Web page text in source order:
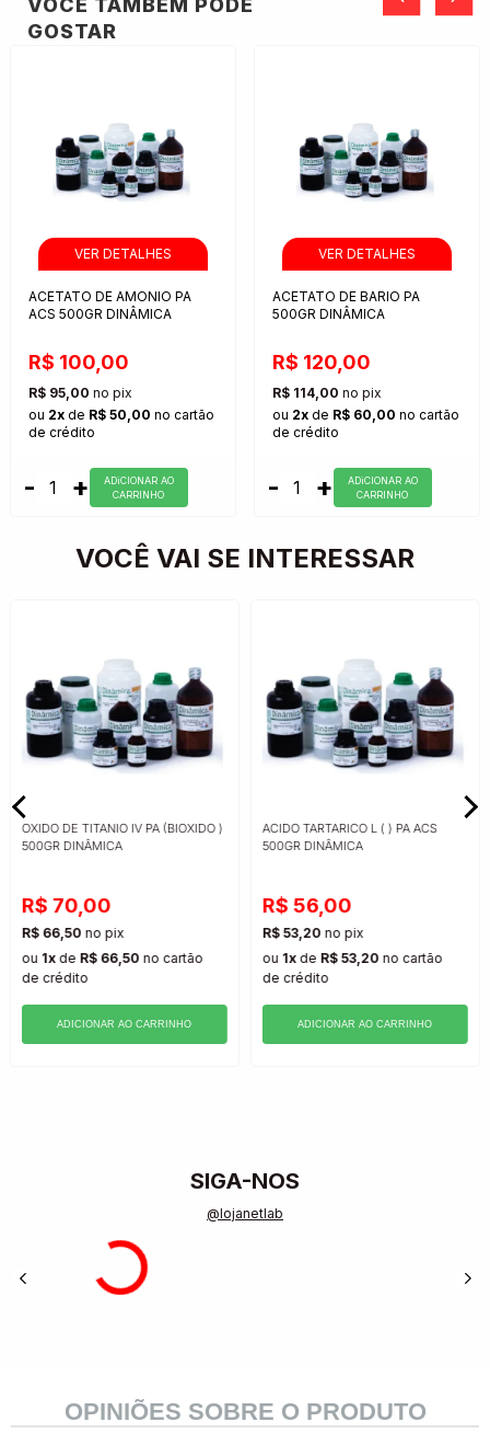
VOCÊ TAMBÉM PODE
GOSTAR
ACETATO DE AMONIO PA
ACS 500GR DINÂMICA
R$ 100,00
R$ 95,00 no pix
ou 2x de R$ 50,00 no cartão
de crédito
- +
ADiCIONAR AO
CARRINHO
ACETATO DE BARIO PA
500GR DINÂMICA
R$ 120,00
R$ 114,00 no pix
ou 2x de R$ 60,00 no cartão
de crédito
- +
ADiCIONAR AO
CARRINHO
VOCÊ VAI SE INTERESSAR
OXIDO DE TITANIO IV PA (BIOXIDO )
500GR DINÂMICA
R$ 70,00
R$ 66,50 no pix
ou 1xde R$ 66,50 no cartão
de crédito
ADICIONAR AO CARRINHO
ACIDO TARTARICO L ( ) PA ACS
500GR DINÂMICA
R$ 56,00
R$ 53,20 no pix
ou 1xde R$ 53,20 no cartão
de crédito
ADICIONAR AO CARRINHO
SIGA-NOS
@lojanetlab
OPINIÕES SOBRE O PRODUTO